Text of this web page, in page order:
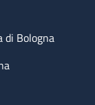
di Bologna